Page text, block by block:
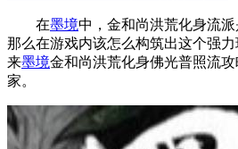
在墨境中，金和尚洪荒化身流
那么在游戏内该怎么构筑出这个强
来墨境金和尚洪荒化身佛光普照流
家。